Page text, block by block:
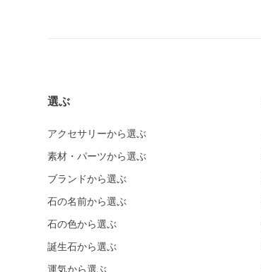
選ぶ
アクセサリーから選ぶ
素材・パーツから選ぶ
ブランドから選ぶ
石の名前から選ぶ
石の色から選ぶ
誕生石から選ぶ
運気から選ぶ